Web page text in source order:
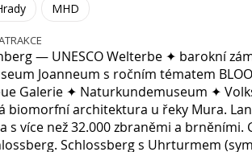
MHD
— UNESCO Welterbe ✦ barokní
Joanneum s ročním tématem
Galerie ✦ Naturkundemuseum ✦
biomorfní architektura u řeky Mura.
s více než 32.000 zbraněmi a
Schlossberg s Uhrturmem